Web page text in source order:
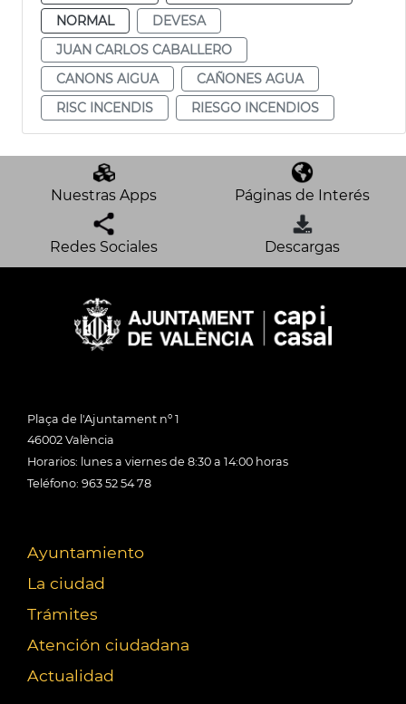
NORMAL
DEVESA
JUAN CARLOS CABALLERO
CANONS AIGUA
CAÑONES AGUA
RISC INCENDIS
RIESGO INCENDIOS
Nuestras Apps Páginas de Interés
Redes Sociales Descargas
Plaça de l'Ajuntament nº 1
46002 València
Horarios: lunes a viernes de 8:30 a 14:00 horas
Teléfono: 963 52 54 78
Ayuntamiento
La ciudad
Trámites
Atención ciudadana
Actualidad